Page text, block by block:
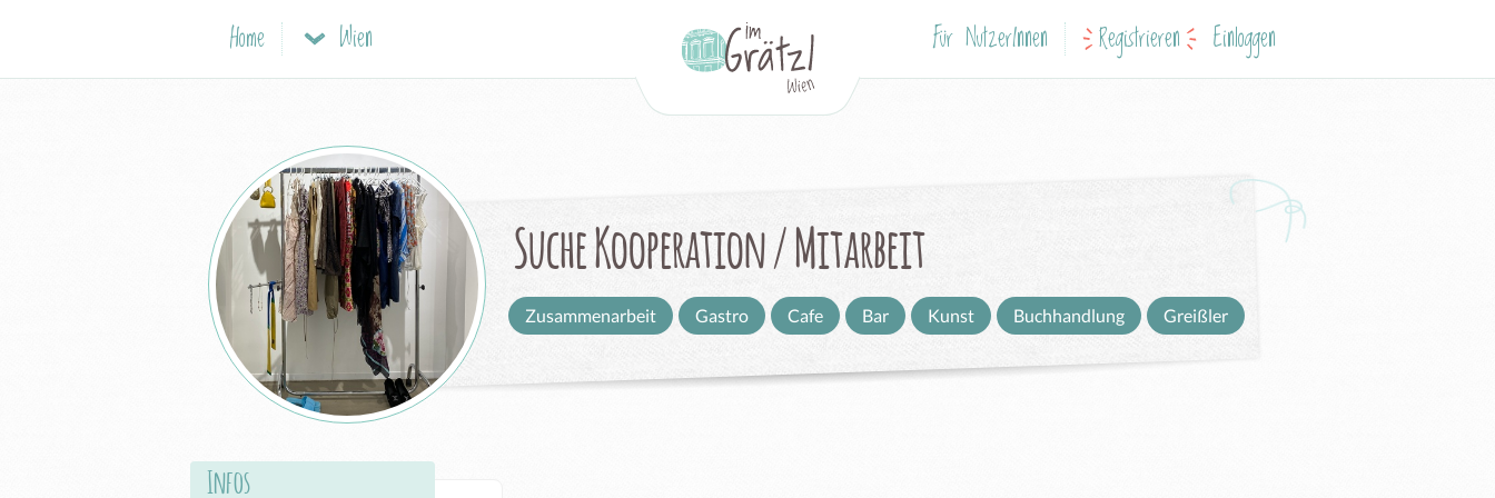
Home Wien Für NutzerInnen Registrieren Einloggen
Suche Kooperation / Mitarbeit
Zusammenarbeit Gastro Cafe Bar Kunst Buchhandlung Greißler
Infos